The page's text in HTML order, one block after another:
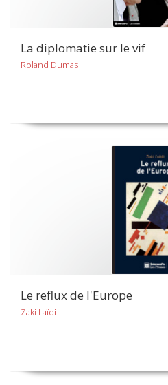
La diplomatie sur le vif
Roland Dumas
Le reflux de l'Europe
Zaki Laïdi